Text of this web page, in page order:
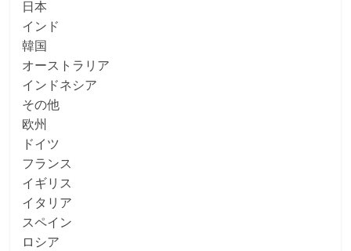
日本
インド
韓国
オーストラリア
インドネシア
その他
欧州
ドイツ
フランス
イギリス
イタリア
スペイン
ロシア